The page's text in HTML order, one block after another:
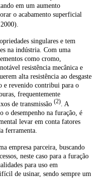
em um aumento
o acabamento superficial
singulares e tem
na indústria. Com uma
como cromo,
resistência mecânica e
alta resistência ao desgaste
e revenido contribui para o
frequentemente
de transmissão (2) . A
desempenho na furação, é
levar em conta fatores
ferramenta.
empresa parceira, buscando
neste caso para a furação
para uso em
de usinar, sendo sempre um